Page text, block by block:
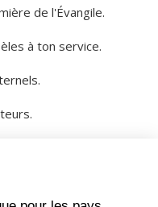
de l'Évangile.
à ton service.
grâce.